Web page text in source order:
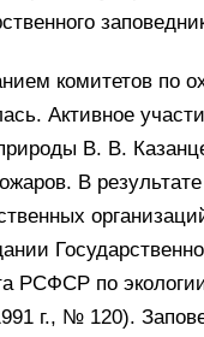
комитетов по
Активное
В. В.
В
РСФСР по
г., № 120).